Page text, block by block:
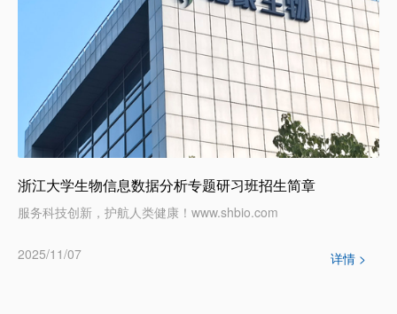
浙江大学生物信息数据分析专题研习班招生简章
服务科技创新，护航人类健康！www.shbio.com
2025/11/07 详情 >